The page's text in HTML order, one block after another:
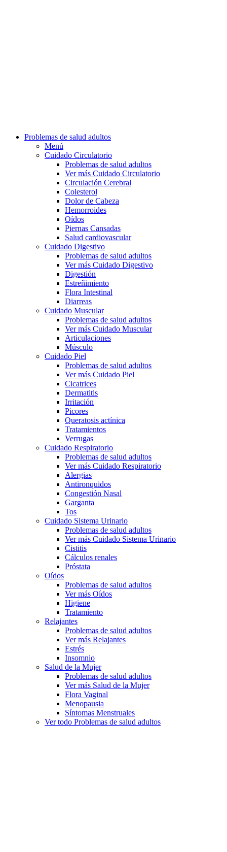
Problemas de salud adultos
Menú
Cuidado Circulatorio
Problemas de salud adultos
Ver más Cuidado Circulatorio
Circulación Cerebral
Colesterol
Dolor de Cabeza
Hemorroides
Oídos
Piernas Cansadas
Salud cardiovascular
Cuidado Digestivo
Problemas de salud adultos
Ver más Cuidado Digestivo
Digestión
Estreñimiento
Flora Intestinal
Diarreas
Cuidado Muscular
Problemas de salud adultos
Ver más Cuidado Muscular
Articulaciones
Músculo
Cuidado Piel
Problemas de salud adultos
Ver más Cuidado Piel
Cicatrices
Dermatitis
Irritación
Picores
Queratosis actínica
Tratamientos
Verrugas
Cuidado Respiratorio
Problemas de salud adultos
Ver más Cuidado Respiratorio
Alergias
Antironquidos
Congestión Nasal
Garganta
Tos
Cuidado Sistema Urinario
Problemas de salud adultos
Ver más Cuidado Sistema Urinario
Cistitis
Cálculos renales
Próstata
Oídos
Problemas de salud adultos
Ver más Oídos
Higiene
Tratamiento
Relajantes
Problemas de salud adultos
Ver más Relajantes
Estrés
Insomnio
Salud de la Mujer
Problemas de salud adultos
Ver más Salud de la Mujer
Flora Vaginal
Menopausia
Síntomas Menstruales
Ver todo Problemas de salud adultos